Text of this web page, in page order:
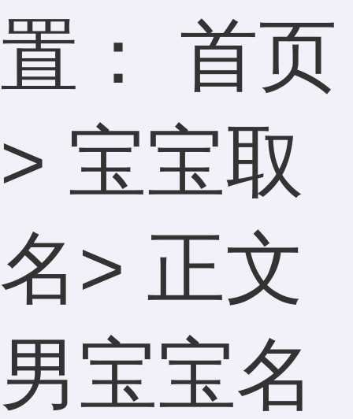
置： 首页
> 宝宝取
名> 正文
男宝宝名